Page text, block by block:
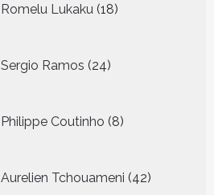
Romelu Lukaku 18
producten
Sergio Ramos 24
producten
Philippe Coutinho 8
producten
Aurelien Tchouameni 42
producten